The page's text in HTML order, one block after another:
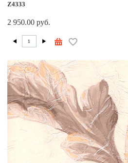
Z4333
2 950.00 руб.